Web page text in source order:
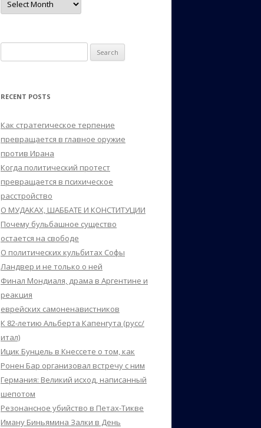
for:
RECENT POSTS
Как стратегическое терпение
превращается в главное оружие
против Ирана
Когда политический протест
превращается в психическое
расстройство
О МУДАКАХ, ШАББАТЕ И КОНСТИТУЦИИ
Почему бульбашное существо
остается на свободе
О политических кульбитах Софы
Ландвер и не только о ней
Финал Мондиаля, драма в Аргентине и
реакция
еврейских самоненавистников
К 82-летию Альберта Капенгута (русс/
итал)
Ицик Бунцель в Кнессете о том, как
Ронен Бар организовал встречу с ним
Германия: Великий исход, написанный
шепотом
Резонансное убийство в Петах-Тикве
Иману Биньямина Залки в День